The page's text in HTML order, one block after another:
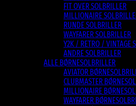
FIT OVER SOLBRILLER
MILLIONAIRE
RUNDE SOLBRILLER
WAYFARER SOLBRILLER
Y2K / RETRO / VINTAGE
ANDRE SOLBRILLER
ALLE BØRNESOLBRILLER
AVIATOR
CLUBMASTER
MILLIONAIRE
WAYFARER